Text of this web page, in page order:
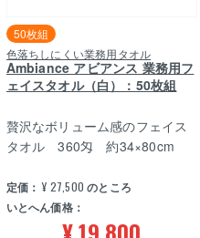
色落ちしにくい業務用タオル
Ambiance アビアンス 業務用フ
ェイスタオル（白）：50枚組
50枚組
定価： ¥ 27,500 のところ
いとへん価格：
贅沢なボリューム感のフェイス
タオル 360匁 約34×80cm